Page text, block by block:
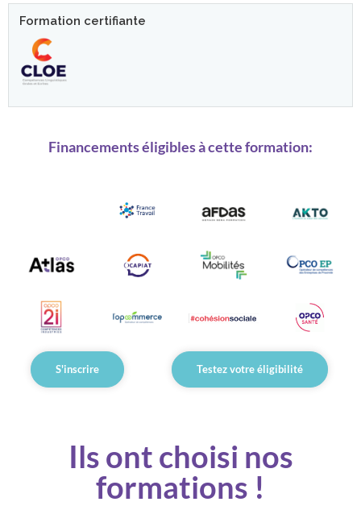
Formation certifiante
Financements éligibles à cette formation:
S'inscrire Testez votre éligibilité
Ils ont choisi nos
formations !